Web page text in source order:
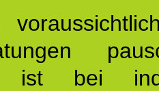
ist bei